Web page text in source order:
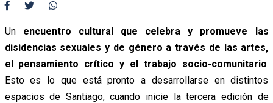
Un encuentro cultural que celebra y promueve las
disidencias sexuales y de género a través de las artes,
el pensamiento crítico y el trabajo socio-comunitario.
Esto es lo que está pronto a desarrollarse en distintos
espacios de Santiago, cuando inicie la tercera edición de